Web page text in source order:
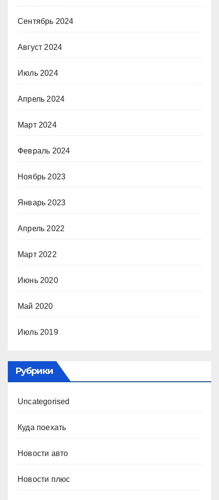
Сентябрь 2024
Август 2024
Июль 2024
Апрель 2024
Март 2024
Февраль 2024
Ноябрь 2023
Январь 2023
Апрель 2022
Март 2022
Июнь 2020
Май 2020
Июль 2019
Рубрики
Uncategorised
Куда поехать
Новости авто
Новости плюс